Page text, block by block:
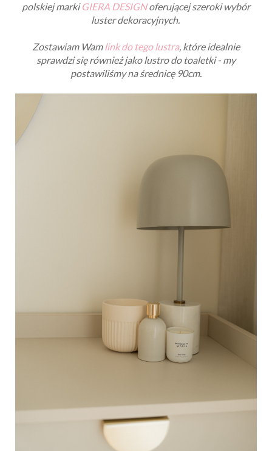
polskiej markiGIERA DESIGNoferującej szeroki wybór
luster dekoracyjnych.
Zostawiam Wamlink do tego lustra, które idealnie
sprawdzi się również jako lustro do toaletki - my
postawiliśmy na średnicę 90cm.